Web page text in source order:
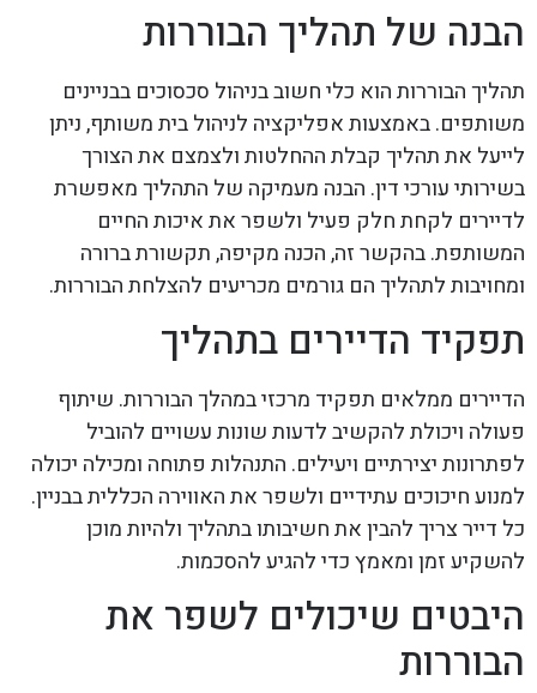
הבנה של תהליך הבוררות
תהליך הבוררות הוא כלי חשוב בניהול סכסוכים בבניינים
משותפים. באמצעות אפליקציה לניהול בית משותף, ניתן
לייעל את תהליך קבלת ההחלטות ולצמצם את הצורך
בשירותי עורכי דין. הבנה מעמיקה של התהליך מאפשרת
לדיירים לקחת חלק פעיל ולשפר את איכות החיים
המשותפת. בהקשר זה, הכנה מקיפה, תקשורת ברורה
ומחויבות לתהליך הם גורמים מכריעים להצלחת הבוררות.
תפקיד הדיירים בתהליך
הדיירים ממלאים תפקיד מרכזי במהלך הבוררות. שיתוף
פעולה ויכולת להקשיב לדעות שונות עשויים להוביל
לפתרונות יצירתיים ויעילים. התנהלות פתוחה ומכילה יכולה
למנוע חיכוכים עתידיים ולשפר את האווירה הכללית בבניין.
כל דייר צריך להבין את חשיבותו בתהליך ולהיות מוכן
להשקיע זמן ומאמץ כדי להגיע להסכמות.
היבטים שיכולים לשפר את
הבוררות